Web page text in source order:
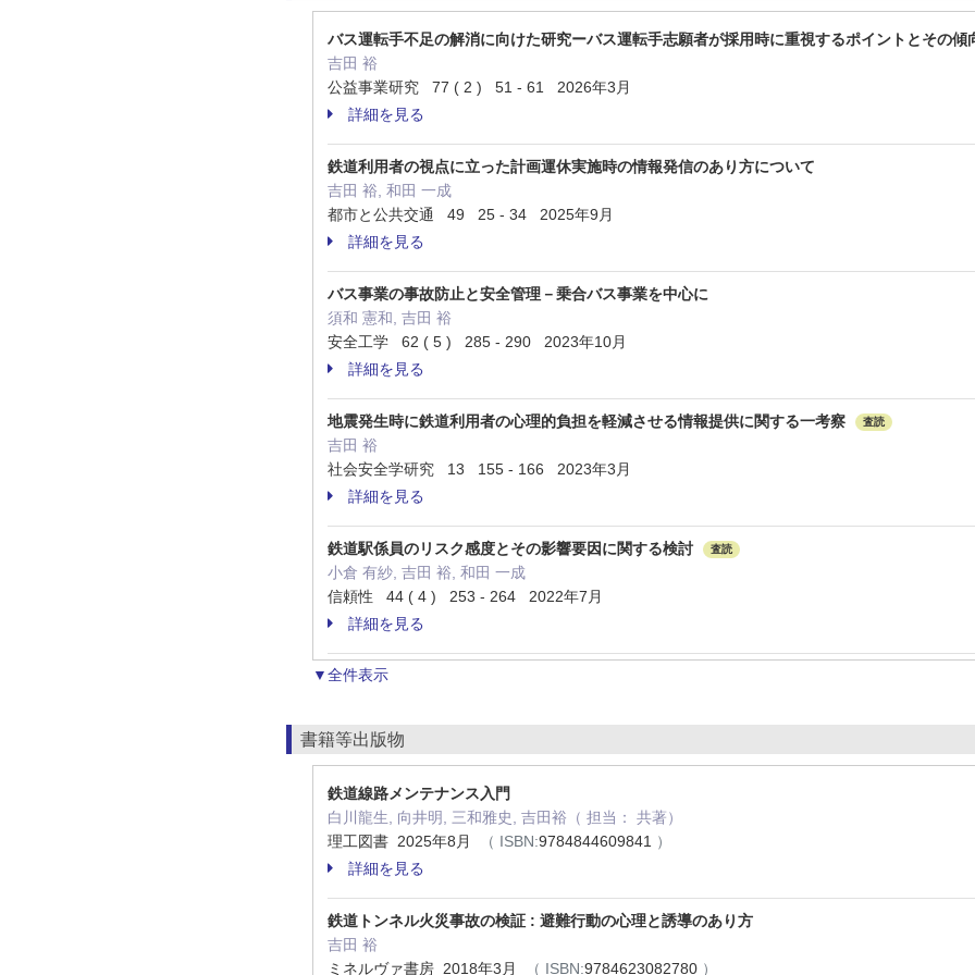
バス運転手不足の解消に向けた研究ーバス運転手志願者が採用時に重視するポイントとその傾
吉田 裕
公益事業研究 77 ( 2 ) 51 - 61 2026年3月
詳細を見る
鉄道利用者の視点に立った計画運休実施時の情報発信のあり方について
吉田 裕, 和田 一成
都市と公共交通 49 25 - 34 2025年9月
詳細を見る
バス事業の事故防止と安全管理－乗合バス事業を中心に
須和 憲和, 吉田 裕
安全工学 62 ( 5 ) 285 - 290 2023年10月
詳細を見る
地震発生時に鉄道利用者の心理的負担を軽減させる情報提供に関する一考察 査読
吉田 裕
社会安全学研究 13 155 - 166 2023年3月
詳細を見る
鉄道駅係員のリスク感度とその影響要因に関する検討 査読
小倉 有紗, 吉田 裕, 和田 一成
信頼性 44 ( 4 ) 253 - 264 2022年7月
詳細を見る
▼全件表示
書籍等出版物
鉄道線路メンテナンス入門
白川龍生, 向井明, 三和雅史, 吉田裕（ 担当： 共著）
理工図書 2025年8月
（ ISBN:9784844609841 ）
詳細を見る
鉄道トンネル火災事故の検証 : 避難行動の心理と誘導のあり方
吉田 裕
ミネルヴァ書房 2018年3月
（ ISBN:9784623082780 ）